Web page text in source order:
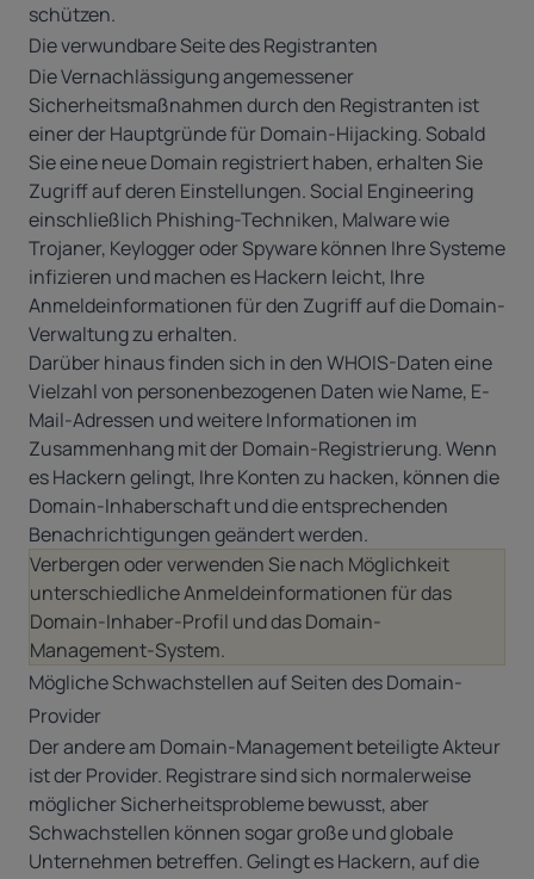
schützen.
Die verwundbare Seite des Registranten
Die Vernachlässigung angemessener
Sicherheitsmaßnahmen durch den Registranten ist
einer der Hauptgründe für Domain-Hijacking. Sobald
Sie eine neue Domain registriert haben, erhalten Sie
Zugriff auf deren Einstellungen. Social Engineering
einschließlich Phishing-Techniken, Malware wie
Trojaner, Keylogger oder Spyware können Ihre Systeme
infizieren und machen es Hackern leicht, Ihre
Anmeldeinformationen für den Zugriff auf die Domain-
Verwaltung zu erhalten.
Darüber hinaus finden sich in den WHOIS-Daten eine
Vielzahl von personenbezogenen Daten wie Name, E-
Mail-Adressen und weitere Informationen im
Zusammenhang mit der Domain-Registrierung. Wenn
es Hackern gelingt, Ihre Konten zu hacken, können die
Domain-Inhaberschaft und die entsprechenden
Benachrichtigungen geändert werden.
Verbergen oder verwenden Sie nach Möglichkeit
unterschiedliche Anmeldeinformationen für das
Domain-Inhaber-Profil und das Domain-
Management-System.
Mögliche Schwachstellen auf Seiten des Domain-
Provider
Der andere am Domain-Management beteiligte Akteur
ist der Provider. Registrare sind sich normalerweise
möglicher Sicherheitsprobleme bewusst, aber
Schwachstellen können sogar große und globale
Unternehmen betreffen. Gelingt es Hackern, auf die